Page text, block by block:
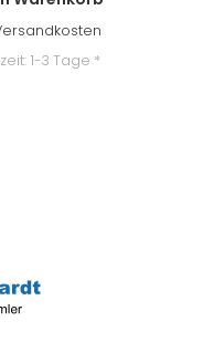
1-3 Tage *